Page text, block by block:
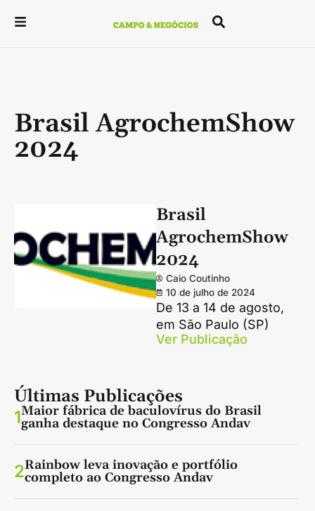
Brasil AgrochemShow
2024
Brasil
AgrochemShow
2024
Caio Coutinho
10 de julho de 2024
De 13 a 14 de agosto,
em São Paulo (SP)
Ver Publicação
Últimas Publicações
1Maior fábrica de baculovírus do Brasil
ganha destaque no Congresso Andav
2Rainbow leva inovação e portfólio
completo ao Congresso Andav